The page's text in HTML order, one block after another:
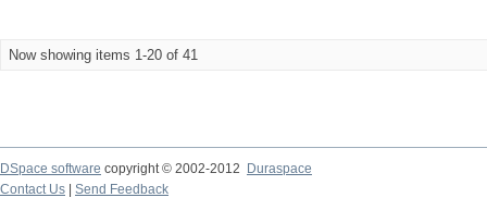
Now showing items 1-20 of 41
DSpace software copyright © 2002-2012
Duraspace
Contact Us
Send Feedback